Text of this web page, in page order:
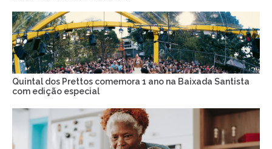
Quintal dos Prettos comemora 1 ano na Baixada Santista
com edição especial